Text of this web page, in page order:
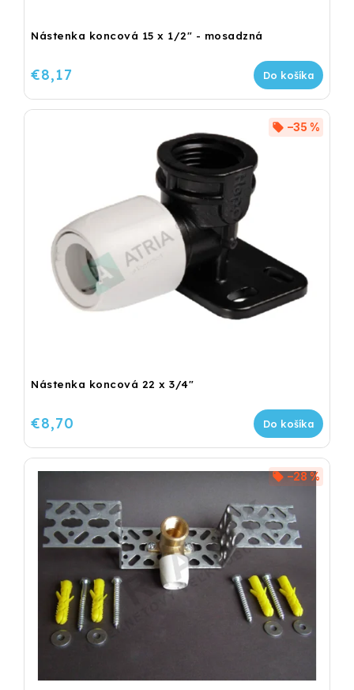
Nástenka koncová 15 x 1/2" - mosadzná
€8,17 Do košíka
Nástenka koncová 22 x 3/4"
–35 %
€8,70 Do košíka
–28 %